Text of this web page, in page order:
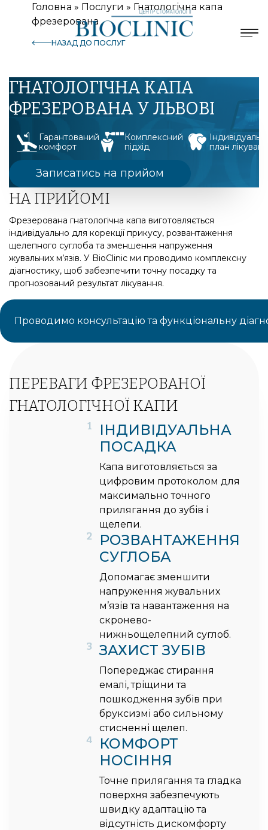
Головна » Послуги » Гнатологічна капа
фрезерована
НАЗАД ДО ПОСЛУГ
ГНАТОЛОГІЧНА КАПА
ФРЕЗЕРОВАНА У ЛЬВОВІ
Гарантований
комфорт
Комплексний
підхід
план
Записатись на прийом
НА ПРИЙОМІ
Фрезерована гнатологічна капа виготовляється
індивідуально для корекції прикусу, розвантаження
щелепного суглоба та зменшення напруження
жувальних м’язів. У BioClinic ми проводимо комплексну
діагностику, щоб забезпечити точну посадку та
прогнозований результат лікування.
Проводимо консультацію та функціональну
ПЕРЕВАГИ ФРЕЗЕРОВАНОЇ
ГНАТОЛОГІЧНОЇ КАПИ
1
ІНДИВІДУАЛЬНА
ПОСАДКА
Капа виготовляється за
цифровим протоколом для
максимально точного
прилягання до зубів і
щелепи.
2
РОЗВАНТАЖЕННЯ
СУГЛОБА
Допомагає зменшити
напруження жувальних
м’язів та навантаження на
скронево-
нижньощелепний суглоб.
3
ЗАХИСТ ЗУБІВ
Попереджає стирання
емалі, тріщини та
пошкодження зубів при
бруксизмі або сильному
стисненні щелеп.
4
КОМФОРТ
НОСІННЯ
Точне прилягання та гладка
поверхня забезпечують
швидку адаптацію та
відсутність дискомфорту